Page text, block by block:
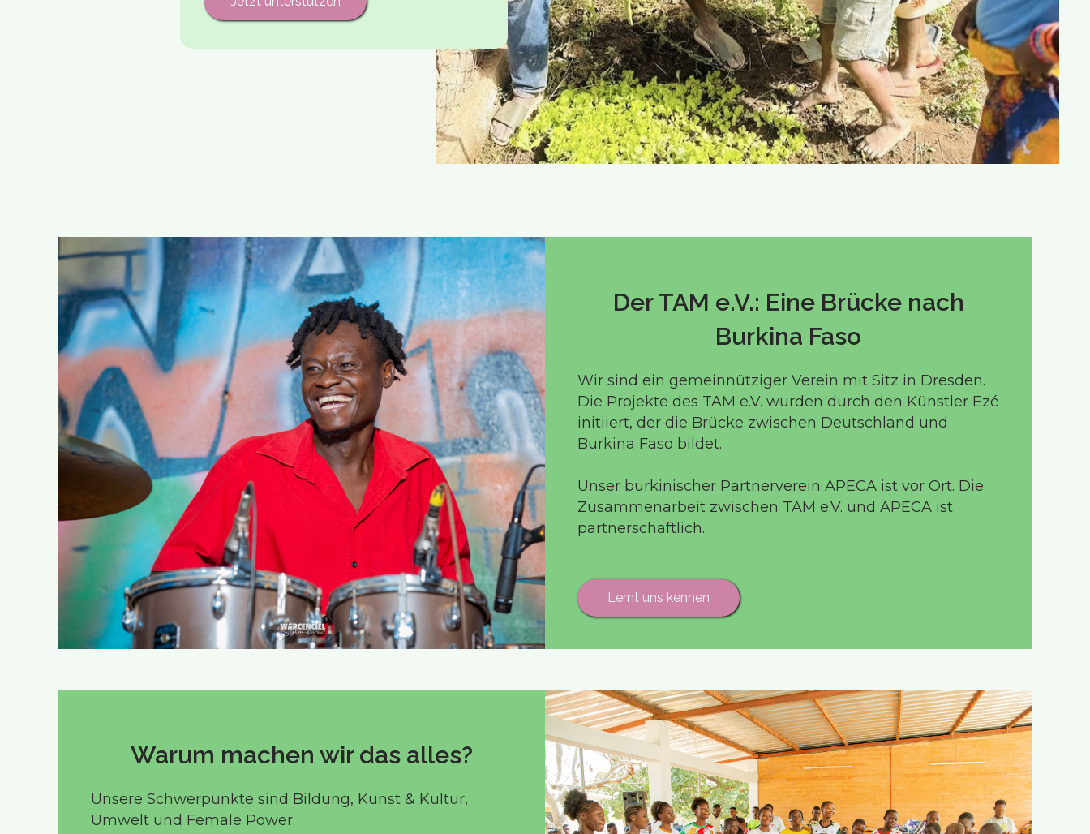
Der TAM e.V.: Eine Brücke nach
Burkina Faso
Wir sind ein gemeinnütziger Verein mit Sitz in Dresden.
Die Projekte des TAM e.V. wurden durch den Künstler Ezé
initiiert, der die Brücke zwischen Deutschland und
Burkina Faso bildet.
Unser burkinischer Partnerverein APECA ist vor Ort. Die
Zusammenarbeit zwischen TAM e.V. und APECA ist
partnerschaftlich.
Lernt uns kennen
Warum machen wir das alles?
Unsere Schwerpunkte sind Bildung, Kunst & Kultur,
Umwelt und Female Power.